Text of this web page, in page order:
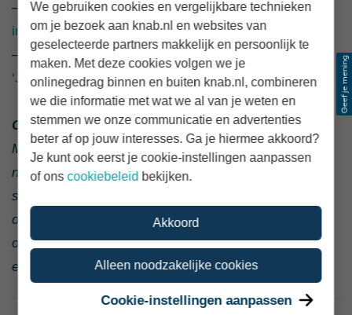
– Salaris vanmorgen, “Initiatiefwet Zelfstandigenwet in
internetconsultatie,” 26 mei 2025
– ZiPconomy, “
Zelfstandigenwet in internetconsultatie:
‘Je moet voldoen aan alle criteria’,” 26 mei 2025
Over Knab Zzp Nieuws
Met Knab Zzp Nieuws bundelt Knab externe
nieuwsberichten voor ondernemers. We vatten de kern
samen, voegen context toe en verwijzen altijd naar de
oorspronkelijke publicatie. Zo blijf jij snel én
onafhankelijk op de hoogte van ontwikkelingen die jou
en je bedrijf raken.
We gebruiken cookies en vergelijkbare technieken
om je bezoek aan knab.nl en websites van
geselecteerde partners makkelijk en persoonlijk te
maken. Met deze cookies volgen we je
onlinegedrag binnen en buiten knab.nl, combineren
we die informatie met wat we al van je weten en
stemmen we onze communicatie en advertenties
beter af op jouw interesses. Ga je hiermee akkoord?
Je kunt ook eerst je cookie-instellingen aanpassen
of onscookiebeleid bekijken.
Akkoord
Alleen noodzakelijke cookies
Cookie-instellingen aanpassen